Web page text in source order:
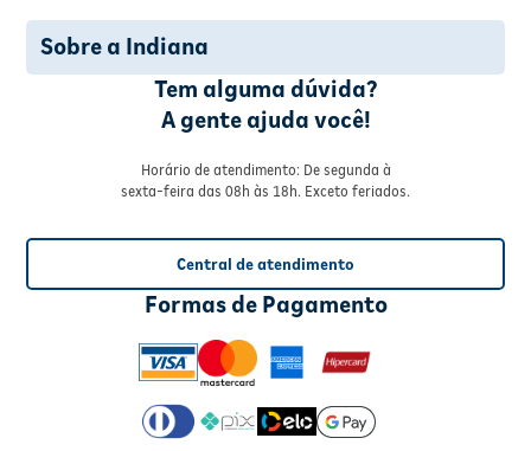
Sobre a Indiana
Tem alguma dúvida?
A gente ajuda você!
Horário de atendimento: De segunda à
sexta-feira das 08h às 18h. Exceto feriados.
Central de atendimento
Formas de Pagamento